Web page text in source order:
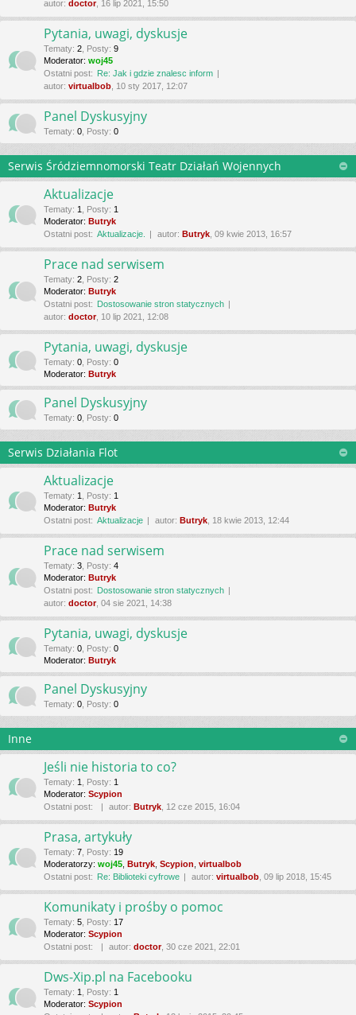
autor: doctor, 16 lip 2021, 15:50
Pytania, uwagi, dyskusje
Tematy: 2 Posty: 9
Moderator: woj45
Ostatni post: Re: Jak i gdzie znalesc inform
autor: virtualbob , 10 sty 2017, 12:07
Panel Dyskusyjny
Tematy: 0 Posty: 0
Serwis Śródziemnomorski Teatr Działań Wojennych
Aktualizacje
Tematy: 1 Posty: 1
Moderator: Butryk
Ostatni post: Aktualizacje. autor: Butryk , 09 kwie 2013, 16:57
Prace nad serwisem
Tematy: 2 Posty: 2
Moderator: Butryk
Ostatni post: Dostosowanie stron statycznych
autor: doctor, 10 lip 2021, 12:08
Pytania, uwagi, dyskusje
Tematy: 0 Posty: 0
Moderator: Butryk
Panel Dyskusyjny
Tematy: 0 Posty: 0
Serwis Działania Flot
Aktualizacje
Tematy: 1 Posty: 1
Moderator: Butryk
Ostatni post: Aktualizacje autor: Butryk , 18 kwie 2013, 12:44
Prace nad serwisem
Tematy: 3 Posty: 4
Moderator: Butryk
Ostatni post: Dostosowanie stron statycznych
autor: doctor, 04 sie 2021, 14:38
Pytania, uwagi, dyskusje
Tematy: 0 Posty: 0
Moderator: Butryk
Panel Dyskusyjny
Tematy: 0 Posty: 0
Inne
Jeśli nie historia to co?
Tematy: 1 Posty: 1
Moderator: Scypion
Ostatni post:
autor: Butryk , 12 cze 2015, 16:04
Prasa, artykuły
Tematy: 7 Posty: 19
Moderatorzy: woj45 Butryk Scypion virtualbob
Ostatni post: Re: Biblioteki cyfrowe autor: virtualbob , 09 lip 2018, 15:45
Komunikaty i prośby o pomoc
Tematy: 5 Posty: 17
Moderator: Scypion
Ostatni post:
autor: doctor, 30 cze 2021, 22:01
Dws-Xip.pl na Facebooku
Tematy: 1 Posty: 1
Moderator: Scypion